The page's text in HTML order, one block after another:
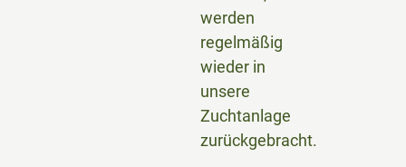
werden
regelmäßig
wieder in
unsere
Zuchtanlage
zurückgebracht.